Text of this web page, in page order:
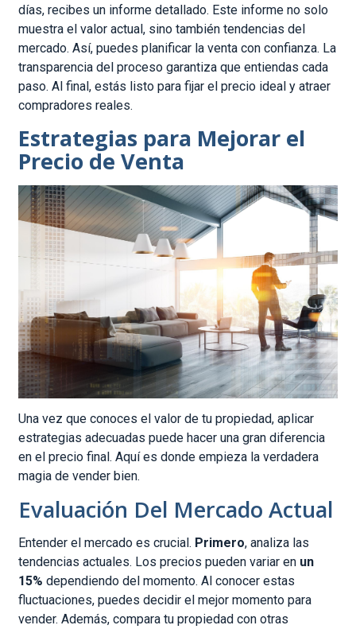
días, recibes un informe detallado. Este informe no solo
muestra el valor actual, sino también tendencias del
mercado. Así, puedes planificar la venta con confianza. La
transparencia del proceso garantiza que entiendas cada
paso. Al final, estás listo para fijar el precio ideal y atraer
compradores reales.
Estrategias para Mejorar el
Precio de Venta
Una vez que conoces el valor de tu propiedad, aplicar
estrategias adecuadas puede hacer una gran diferencia
en el precio final. Aquí es donde empieza la verdadera
magia de vender bien.
Evaluación Del Mercado Actual
Entender el mercado es crucial. Primero, analiza las
tendencias actuales. Los precios pueden variar en un
15% dependiendo del momento. Al conocer estas
fluctuaciones, puedes decidir el mejor momento para
vender. Además, compara tu propiedad con otras